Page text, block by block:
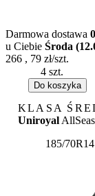
Dostępność:
Darmowa dostawa
u Ciebie Środa
266 , 79 zł/szt.
Do koszyka
KLASA
Uniroyal
185/